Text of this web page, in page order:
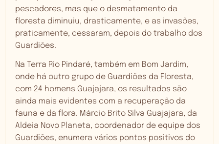
pescadores, mas que o desmatamento da
floresta diminuiu, drasticamente, e as invasões,
praticamente, cessaram, depois do trabalho dos
Guardiões.
Na Terra Rio Pindaré, também em Bom Jardim,
onde há outro grupo de Guardiões da Floresta,
com 24 homens Guajajara, os resultados são
ainda mais evidentes com a recuperação da
fauna e da flora. Márcio Brito Silva Guajajara, da
Aldeia Novo Planeta, coordenador de equipe dos
Guardiões, enumera vários pontos positivos do